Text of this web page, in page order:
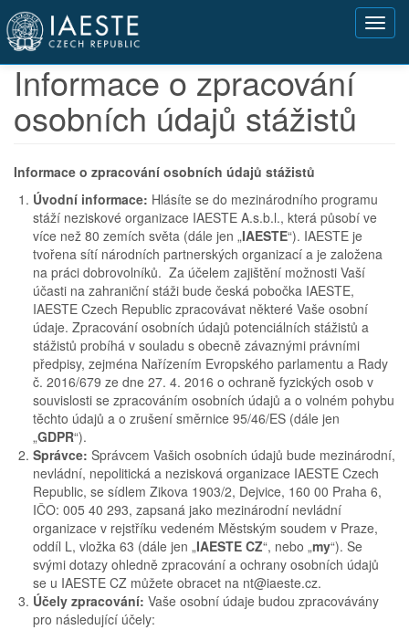
Přejít
hlavnímu
obsahu
Informace o zpracování
osobních údajů stážistů
Informace o zpracování osobních údajů stážistů
Úvodní informace: Hlásíte se do mezinárodního programu
stáží neziskové organizace IAESTE A.s.b.l., která působí ve
více než 80 zemích světa (dále jen „IAESTE“). IAESTE je
tvořena sítí národních partnerských organizací a je založena
na práci dobrovolníků. Za účelem zajištění možnosti Vaší
účasti na zahraniční stáži bude česká pobočka IAESTE,
IAESTE Czech Republic zpracovávat některé Vaše osobní
údaje. Zpracování osobních údajů potenciálních stážistů a
stážistů probíhá v souladu s obecně závaznými právními
předpisy, zejména Nařízením Evropského parlamentu a Rady
č. 2016/679 ze dne 27. 4. 2016 o ochraně fyzických osob v
souvislosti se zpracováním osobních údajů a o volném pohybu
těchto údajů a o zrušení směrnice 95/46/ES (dále jen
„GDPR“).
Správce: Správcem Vašich osobních údajů bude mezinárodní,
nevládní, nepolitická a nezisková organizace IAESTE Czech
Republic, se sídlem Zikova 1903/2, Dejvice, 160 00 Praha 6,
IČO: 005 40 293, zapsaná jako mezinárodní nevládní
organizace v rejstříku vedeném Městským soudem v Praze,
oddíl L, vložka 63 (dále jen „IAESTE CZ“, nebo „my“). Se
svými dotazy ohledně zpracování a ochrany osobních údajů
se u IAESTE CZ můžete obracet na nt@iaeste.cz.
Účely zpracování: Vaše osobní údaje budou zpracovávány
pro následující účely: